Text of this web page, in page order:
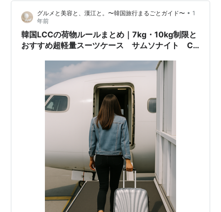
グルメと美容と、漢江と。〜韓国旅行まるごとガイド〜 • 1
年前
韓国LCCの荷物ルールまとめ｜7kg・10kg制限と
おすすめ超軽量スーツケース サムソナイト C-